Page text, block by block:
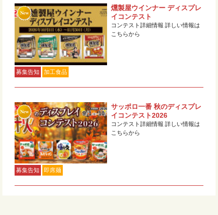
募集告知 加工食品
燻製屋ウインナー ディスプレ
イコンテスト
コンテスト詳細情報 詳しい情報は
こちらから
募集告知 即席麺
サッポロ一番 秋のディスプレ
イコンテスト2026
コンテスト詳細情報 詳しい情報は
こちらから